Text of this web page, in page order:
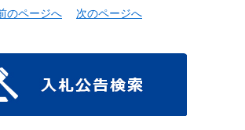
のページへ 次のページへ